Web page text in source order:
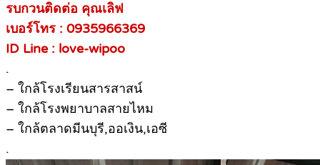
รบกวนติดต่อ คุณเลิฟ
เบอร์โทร : 0935966369
ID Line : love-wipoo
.
– ใกล้โรงเรียนสารสาสน์
– ใกล้โรงพยาบาลสายไหม
– ใกล้ตลาดมีนบุรี,ออเงิน,เอซี
.